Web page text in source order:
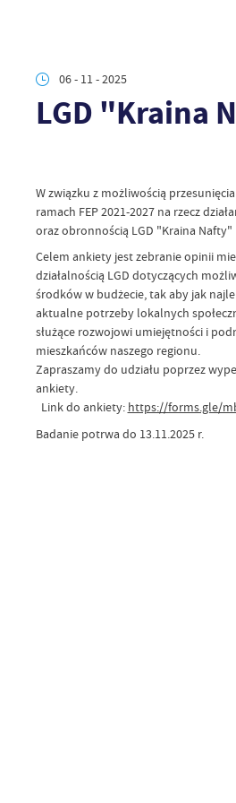
06 - 11 - 2025
LGD "Kraina
W związku z możliwością
ramach FEP 2021-2027 na rzecz
oraz obronnością LGD "Kraina
Celem ankiety jest zebranie opinii
działalnością LGD dotyczących
środków w budżecie, tak aby jak
aktualne potrzeby lokalnych
służące rozwojowi umiejętności i
mieszkańców naszego regionu.
Zapraszamy do udziału poprzez
ankiety.
Link do ankiety: https://forms.gle/
Badanie potrwa do 13.11.2025 r.